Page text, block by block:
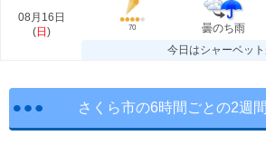
08月16日
(日 ) 70 曇のち雨
今日はシャーベッ
さくら市の6時間ごとの2週